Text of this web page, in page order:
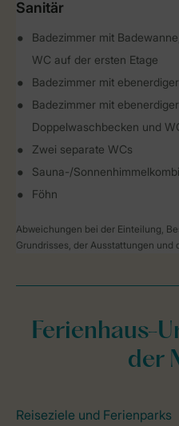
Sanitär
Badezimmer mit
WC auf der ersten Etage
Badezimmer mit
Badezimmer mit
Doppelwaschbecken und
Zwei separate WCs
Sauna-/
Föhn
Abweichungen bei der Einteilung,
Grundrisses, der Ausstattungen und
Ferienhaus-
der
Reiseziele und Ferienparks